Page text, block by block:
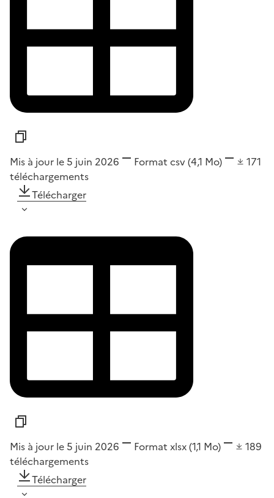
Mis à jour le 5 juin 2026 Format csv(4,1 Mo)
171
téléchargements
Télécharger
Mis à jour le 5 juin 2026 Format xlsx(1,1 Mo)
189
téléchargements
Télécharger